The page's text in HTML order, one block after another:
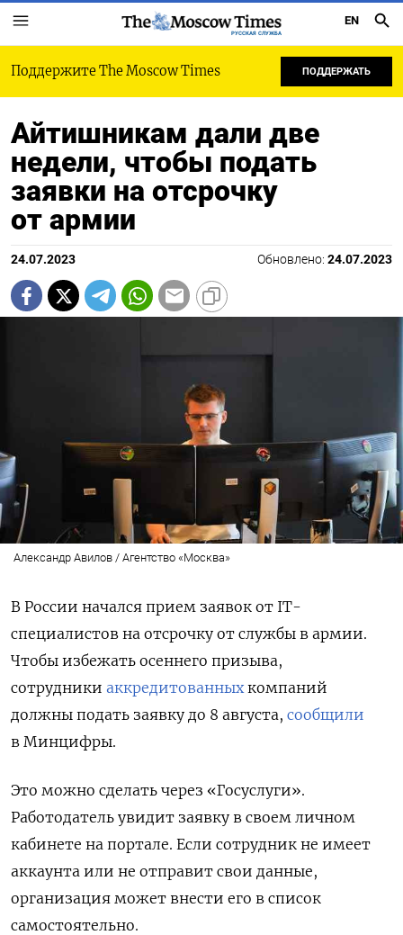
РУССКАЯ СЛУЖБА
EN
Поддержите The Moscow Times ПОДДЕРЖАТЬ
Айтишникам дали две
недели, чтобы подать
заявки на отсрочку
от армии
24.07.2023 Обновлено: 24.07.2023
Александр Авилов / Агентство «Москва»
В России начался прием заявок от IT-
специалистов на отсрочку от службы в армии.
Чтобы избежать осеннего призыва,
сотрудники аккредитованныхкомпаний
должны подать заявку до 8 августа, сообщили
в Минцифры.
Это можно сделать через «Госуслуги».
Работодатель увидит заявку в своем личном
кабинете на портале. Если сотрудник не имеет
аккаунта или не отправит свои данные,
организация может внести его в список
самостоятельно.